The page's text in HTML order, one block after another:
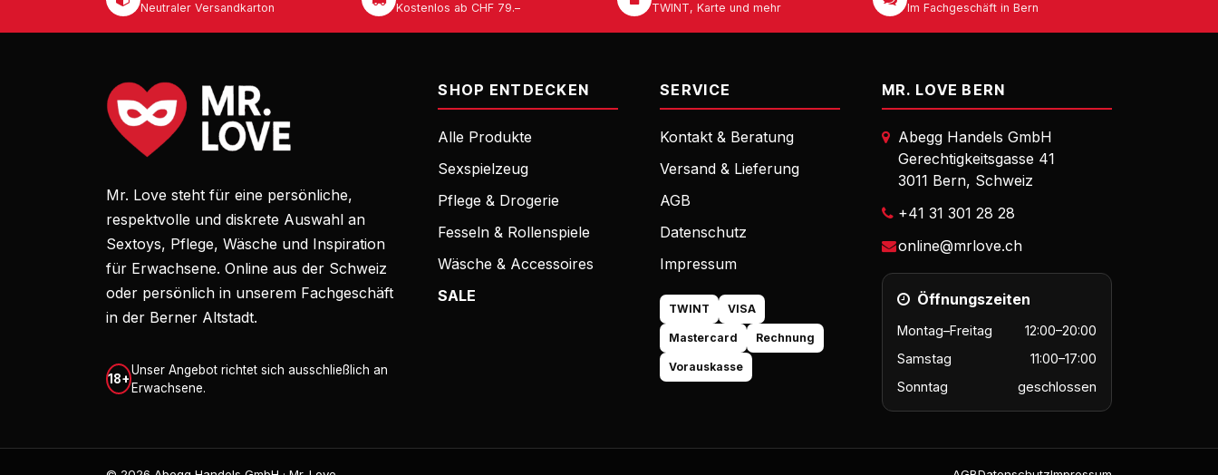
Neutraler Versandkarton Kostenlos ab CHF 79.– TWINT, Karte und mehr Im Fachgeschäft in Bern
Mr. Love steht für eine persönliche,
respektvolle und diskrete Auswahl an
Sextoys, Pflege, Wäsche und Inspiration
für Erwachsene. Online aus der Schweiz
oder persönlich in unserem Fachgeschäft
in der Berner Altstadt.
18+
Unser Angebot richtet sich ausschließlich an
Erwachsene.
SHOP ENTDECKEN
Alle Produkte
Sexspielzeug
Pflege & Drogerie
Fesseln & Rollenspiele
Wäsche & Accessoires
SALE
SERVICE
Kontakt & Beratung
Versand & Lieferung
AGB
Datenschutz
Impressum
TWINT VISA
Mastercard Rechnung
Vorauskasse
MR. LOVE BERN
Abegg Handels GmbH
Gerechtigkeitsgasse 41
3011 Bern, Schweiz
+41 31 301 28 28
online@mrlove.ch
Öffnungszeiten
Montag–Freitag
12:00–20:00
Samstag
11:00–17:00
Sonntag
geschlossen